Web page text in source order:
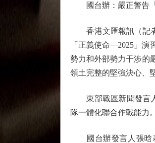
國台辦：嚴正警告「
香港文匯報訊（記者
「正義使命—2025」演
勢力和外部勢力干涉的
領土完整的堅強決心、
東部戰區新聞發言人
隊一體化聯合作戰能力
國台辦發言人張晗表